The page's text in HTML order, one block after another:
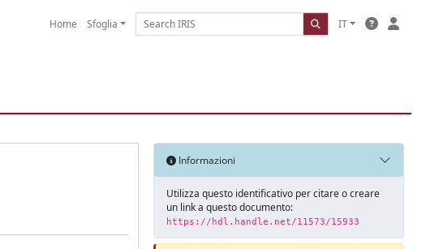
Home Sfoglia IT
Informazioni
Utilizza questo identificativo per citare o creare
un link a questo documento:
https://hdl.handle.net/11573/15933